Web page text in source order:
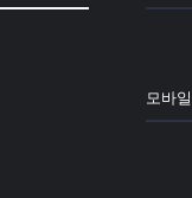
모바